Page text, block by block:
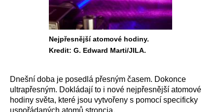
Nejpřesnější atomové hodiny.
Kredit: G. Edward Marti/JILA.
Dnešní doba je posedlá přesným časem. Dokonce
ultrapřesným. Dokládají to i nové nejpřesnější atomové
hodiny světa, které jsou vytvořeny s pomocí specificky
uspořádaných atomů stroncia.